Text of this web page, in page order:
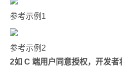
参考示例1
参考示例2
2如 C 端用户同意授权，开发